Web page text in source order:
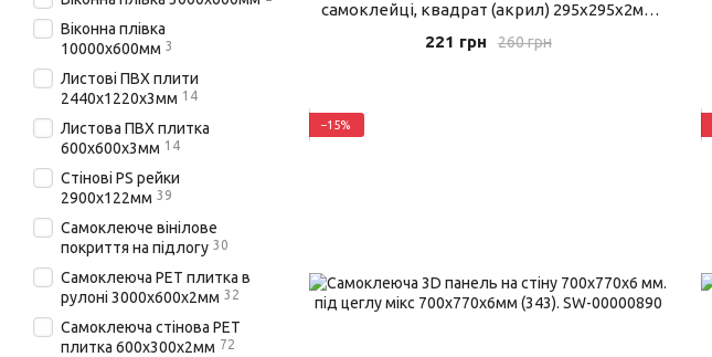
самоклейці, квадрат (акрил) 295х295х2мм
260 грн
221 грн
−15%
Віконна плівка
10000х600мм 3
Листові ПВХ плити
2440х1220х3мм 14
Листова ПВХ плитка
600х600х3мм 14
Стінові PS рейки
2900х122мм 39
Самоклеюче вінілове
покриття на підлогу 30
Самоклеюча PET плитка в
рулоні 3000х600х2мм 32
Самоклеюча стінова PET
плитка 600х300х2мм 72